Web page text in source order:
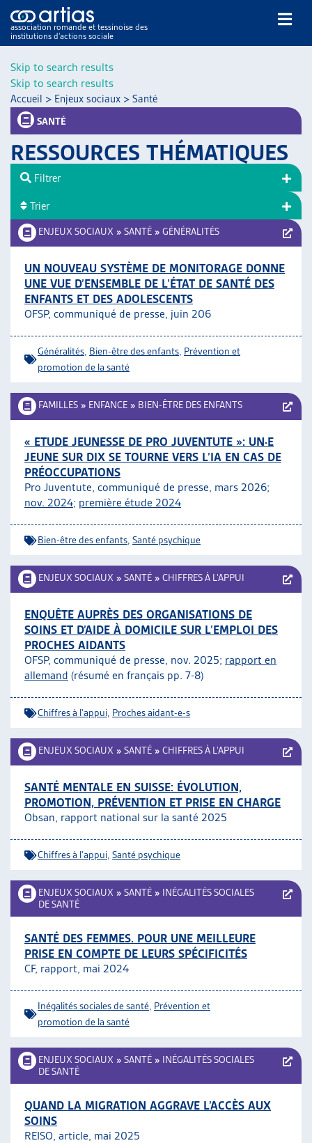
Skip to search results
Skip to search results
association romande et tessinoise des
institutions d’actions sociale
NOS PUBLICATIONS
DOSSIERS DU MOIS
VEILLE
RESSOURCES
THÉMATIQUES
GUIDE SOCIAL ROMAND
AUTRES
PROJETS ET ACTIVITÉS
Accueil > Enjeux sociaux > Santé
SANTÉ
RESSOURCES THÉMATIQUES
ENJEUX SOCIAUX » SANTÉ » GÉNÉRALITÉS
UN NOUVEAU SYSTÈME DE MONITORAGE DONNE
UNE VUE D’ENSEMBLE DE L’ÉTAT DE SANTÉ DES
ENFANTS ET DES ADOLESCENTS
OFSP, communiqué de presse, juin 206
Généralités Bien-être des enfants Prévention et
promotion de la santé
FAMILLES » ENFANCE » BIEN-ÊTRE DES ENFANTS
« ETUDE JEUNESSE DE PRO JUVENTUTE »: UN·E
JEUNE SUR DIX SE TOURNE VERS L’IA EN CAS DE
PRÉOCCUPATIONS
Pro Juventute, communiqué de presse, mars 2026;
nov. 2024; première étude 2024
Bien-être des enfants Santé psychique
ENJEUX SOCIAUX » SANTÉ » CHIFFRES À L’APPUI
ENQUÊTE AUPRÈS DES ORGANISATIONS DE
SOINS ET D’AIDE À DOMICILE SUR L’EMPLOI DES
PROCHES AIDANTS
OFSP, communiqué de presse, nov. 2025; rapport en
allemand (résumé en français pp. 7-8)
Chiffres à l'appui Proches aidant-e-s
ENJEUX SOCIAUX » SANTÉ » CHIFFRES À L’APPUI
SANTÉ MENTALE EN SUISSE: ÉVOLUTION,
PROMOTION, PRÉVENTION ET PRISE EN CHARGE
Obsan, rapport national sur la santé 2025
Chiffres à l'appui Santé psychique
ENJEUX SOCIAUX » SANTÉ » INÉGALITÉS SOCIALES
DE SANTÉ
SANTÉ DES FEMMES. POUR UNE MEILLEURE
PRISE EN COMPTE DE LEURS SPÉCIFICITÉS
CF, rapport, mai 2024
Inégalités sociales de santé Prévention et
promotion de la santé
ENJEUX SOCIAUX » SANTÉ » INÉGALITÉS SOCIALES
DE SANTÉ
QUAND LA MIGRATION AGGRAVE L’ACCÈS AUX
SOINS
REISO, article, mai 2025
Filtrer
Trier